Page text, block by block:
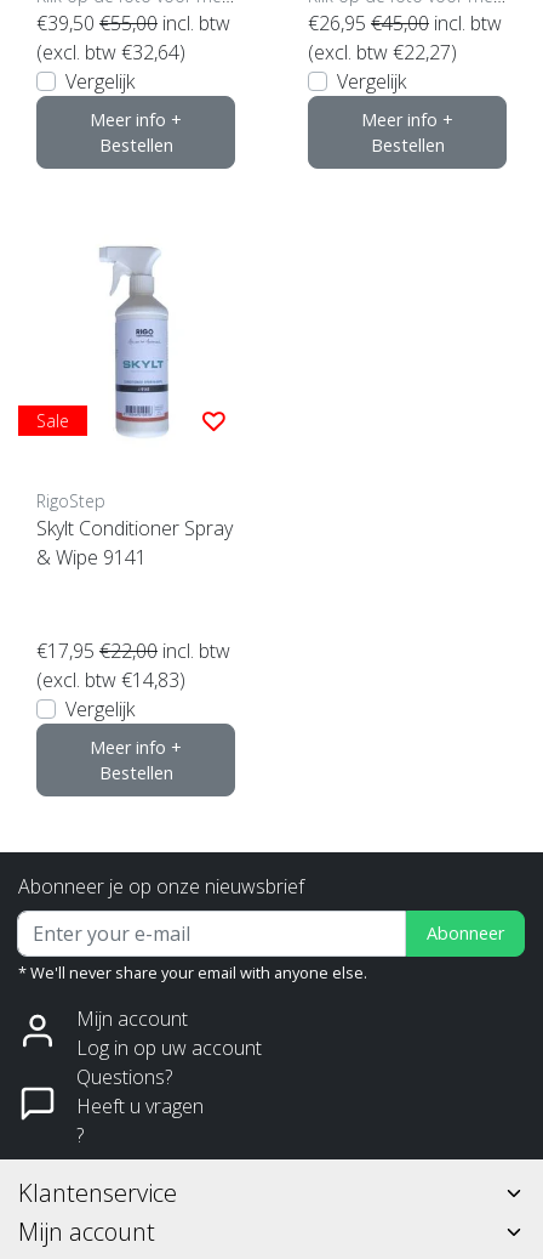
€39,50 €55,00 incl. btw
(excl. btw €32,64)
Vergelijk
Meer info +
Bestellen
€26,95 €45,00 incl. btw
(excl. btw €22,27)
Vergelijk
Meer info +
Bestellen
Sale
RigoStep
Skylt Conditioner Spray
& Wipe 9141
€17,95 €22,00 incl. btw
(excl. btw €14,83)
Vergelijk
Meer info +
Bestellen
Abonneer je op onze nieuwsbrief
Abonneer
* We'll never share your email with anyone else.
Mijn account
Log in op uw account
Questions?
Heeft u vragen
?
Klantenservice
Mijn account